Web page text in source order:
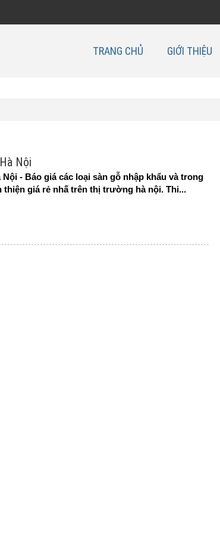
TRANG CHỦ GIỚI THIỆU
Nội
- Báo giá các loại sàn gỗ nhập khẩu và trong
giá rẻ nhấ trên thị trường hà nội. Thi...